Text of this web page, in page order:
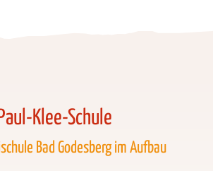
Klee-Schule
Bad Godesberg im Aufbau